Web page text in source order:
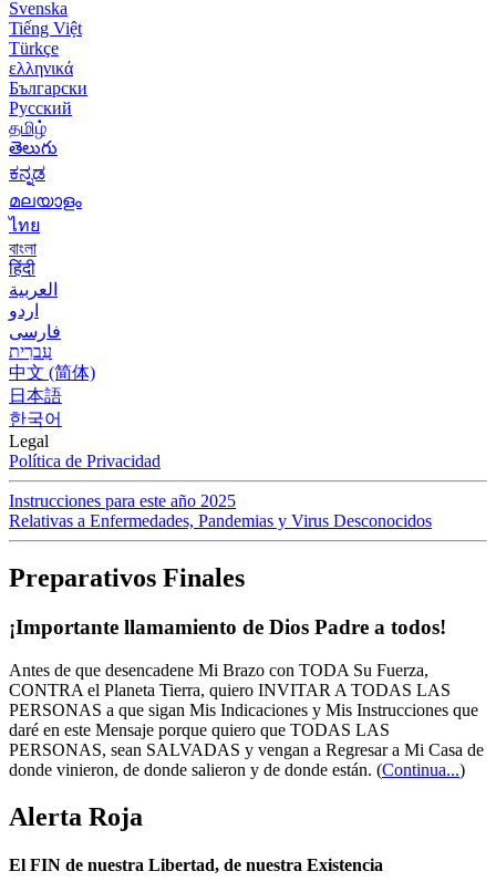
Svenska
Tiếng Việt
Türkçe
ελληνικά
Български
Русский
தமிழ்
తెలుగు
ಕನ್ನಡ
മലയാളം
ไทย
বাংলা
हिंदी
العربية
اردو
فارسی
עִברִית
中文 (简体)
日本語
한국어
Legal
Política de Privacidad
Instrucciones para este año 2025
Relativas a Enfermedades, Pandemias y Virus Desconocidos
Preparativos Finales
¡Importante llamamiento de Dios Padre a todos!
Antes de que desencadene Mi Brazo con TODA Su Fuerza,
CONTRA el Planeta Tierra, quiero INVITAR A TODAS LAS
PERSONAS a que sigan Mis Indicaciones y Mis Instrucciones que
daré en este Mensaje porque quiero que TODAS LAS
PERSONAS, sean SALVADAS y vengan a Regresar a Mi Casa de
donde vinieron, de donde salieron y de donde están. (Continua...)
Alerta Roja
El FIN de nuestra Libertad, de nuestra Existencia